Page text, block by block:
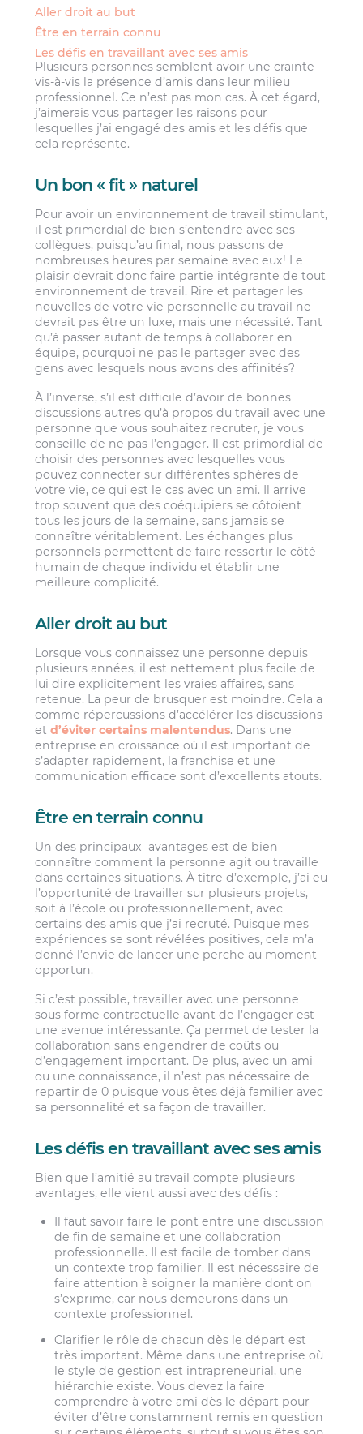
Aller droit au but
Être en terrain connu
Les défis en travaillant avec ses amis
Plusieurs personnes semblent avoir une crainte
vis-à-vis la présence d’amis dans leur milieu
professionnel. Ce n’est pas mon cas. À cet égard,
j’aimerais vous partager les raisons pour
lesquelles j’ai engagé des amis et les défis que
cela représente.
Un bon « fit » naturel
Pour avoir un environnement de travail stimulant,
il est primordial de bien s’entendre avec ses
collègues, puisqu’au final, nous passons de
nombreuses heures par semaine avec eux! Le
plaisir devrait donc faire partie intégrante de tout
environnement de travail. Rire et partager les
nouvelles de votre vie personnelle au travail ne
devrait pas être un luxe, mais une nécessité. Tant
qu’à passer autant de temps à collaborer en
équipe, pourquoi ne pas le partager avec des
gens avec lesquels nous avons des affinités?
À l’inverse, s’il est difficile d’avoir de bonnes
discussions autres qu’à propos du travail avec une
personne que vous souhaitez recruter, je vous
conseille de ne pas l’engager. Il est primordial de
choisir des personnes avec lesquelles vous
pouvez connecter sur différentes sphères de
votre vie, ce qui est le cas avec un ami. Il arrive
trop souvent que des coéquipiers se côtoient
tous les jours de la semaine, sans jamais se
connaître véritablement. Les échanges plus
personnels permettent de faire ressortir le côté
humain de chaque individu et établir une
meilleure complicité.
Aller droit au but
Lorsque vous connaissez une personne depuis
plusieurs années, il est nettement plus facile de
lui dire explicitement les vraies affaires, sans
retenue. La peur de brusquer est moindre. Cela a
comme répercussions d’accélérer les discussions
etd’éviter certains malentendus. Dans une
entreprise en croissance où il est important de
s’adapter rapidement, la franchise et une
communication efficace sont d’excellents atouts.
Être en terrain connu
Un des principaux avantages est de bien
connaître comment la personne agit ou travaille
dans certaines situations. À titre d’exemple, j’ai eu
l’opportunité de travailler sur plusieurs projets,
soit à l’école ou professionnellement, avec
certains des amis que j’ai recruté. Puisque mes
expériences se sont révélées positives, cela m’a
donné l’envie de lancer une perche au moment
opportun.
Si c’est possible, travailler avec une personne
sous forme contractuelle avant de l’engager est
une avenue intéressante. Ça permet de tester la
collaboration sans engendrer de coûts ou
d’engagement important. De plus, avec un ami
ou une connaissance, il n’est pas nécessaire de
repartir de 0 puisque vous êtes déjà familier avec
sa personnalité et sa façon de travailler.
Les défis en travaillant avec ses amis
Bien que l’amitié au travail compte plusieurs
avantages, elle vient aussi avec des défis :
Il faut savoir faire le pont entre une discussion
de fin de semaine et une collaboration
professionnelle. Il est facile de tomber dans
un contexte trop familier. Il est nécessaire de
faire attention à soigner la manière dont on
s’exprime, car nous demeurons dans un
contexte professionnel.
Clarifier le rôle de chacun dès le départ est
très important. Même dans une entreprise où
le style de gestion est intrapreneurial, une
hiérarchie existe. Vous devez la faire
comprendre à votre ami dès le départ pour
éviter d’être constamment remis en question